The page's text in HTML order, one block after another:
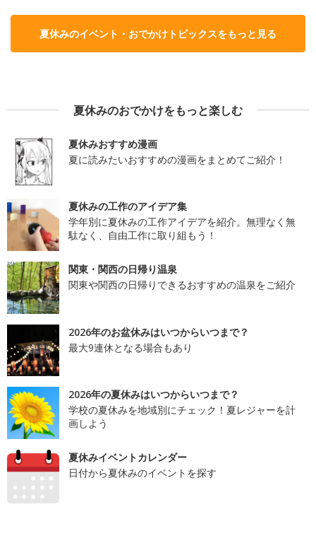
夏休みのイベント・おでかけトピックスをもっと見る
夏休みのおでかけをもっと楽しむ
夏休みおすすめ漫画
夏に読みたいおすすめの漫画をまとめてご紹介！
夏休みの工作のアイデア集
学年別に夏休みの工作アイデアを紹介。無理なく無
駄なく、自由工作に取り組もう！
関東・関西の日帰り温泉
関東や関西の日帰りできるおすすめの温泉をご紹介
2026年のお盆休みはいつからいつまで？
最大9連休となる場合もあり
2026年の夏休みはいつからいつまで？
学校の夏休みを地域別にチェック！夏レジャーを計
画しよう
夏休みイベントカレンダー
日付から夏休みのイベントを探す